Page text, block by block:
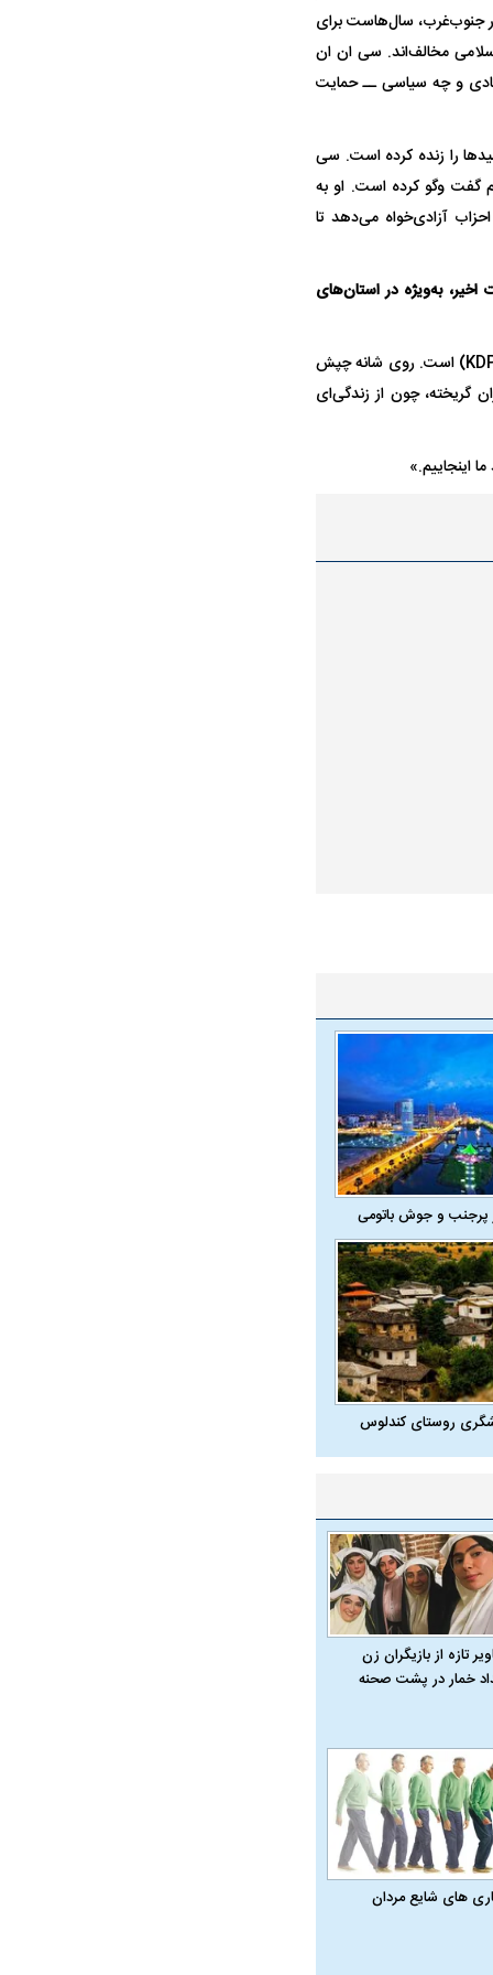
جنوب‌غرب، سال‌هاست برای
مخالف‌اند. سی ان ان
و چه سیاسی ــ حمایت
را زنده کرده است. سی
گفت وگو کرده است. او به
آزادی‌خواه می‌دهد تا
به‌ویژه در استان‌های
سی ان ان می نویسد: فرینا، ۱۹ ساله، یکی از نیرو‌های تازه‌جذب‌شده حزب دموکرات کردستان ایران (KDPI) است. روی شانه چپش
گریخته، چون از زندگی‌ای
اینجاییم.»
و جوش باتومی
روستای کندلوس
تازه از بازیگران زن
خمار در پشت صحنه
های شایع مردان
در دوران قاجار چگونه
نیوزلندی از داخل